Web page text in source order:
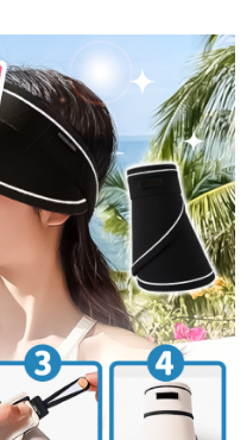
視為交易完成。
，但若您需要取消訂單，請聯絡
仍視為有效，需透過AFTEE先享
之結帳頁面顯示為準，若有關於
疑問，請聯繫「AFTEE先享後付
support/home
AFTEE先享後付」服務完成之交
，並將交易相關給付款項請求債
址：
或監護人之同意方可使用
起之損失，本公司不負相關責
別帳號之用戶狀況，依本公司即
足之情形，本公司將視審查結果
費